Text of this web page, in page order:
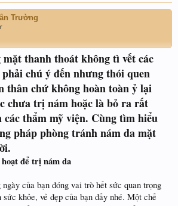
Trường
thanh thoát không tì vết các
chú ý đến nhưng thói quen
thân chứ không hoàn toàn ỷ lại
chưa trị nám hoặc là bỏ ra rất
các thẩm mỹ viện. Cùng tìm hiểu
pháp phòng tránh nám da mặt
để trị nám da
của bạn đóng vai trò hết sức quan trọng
khỏe, vẻ đẹp của bạn đấy nhé. Một chế